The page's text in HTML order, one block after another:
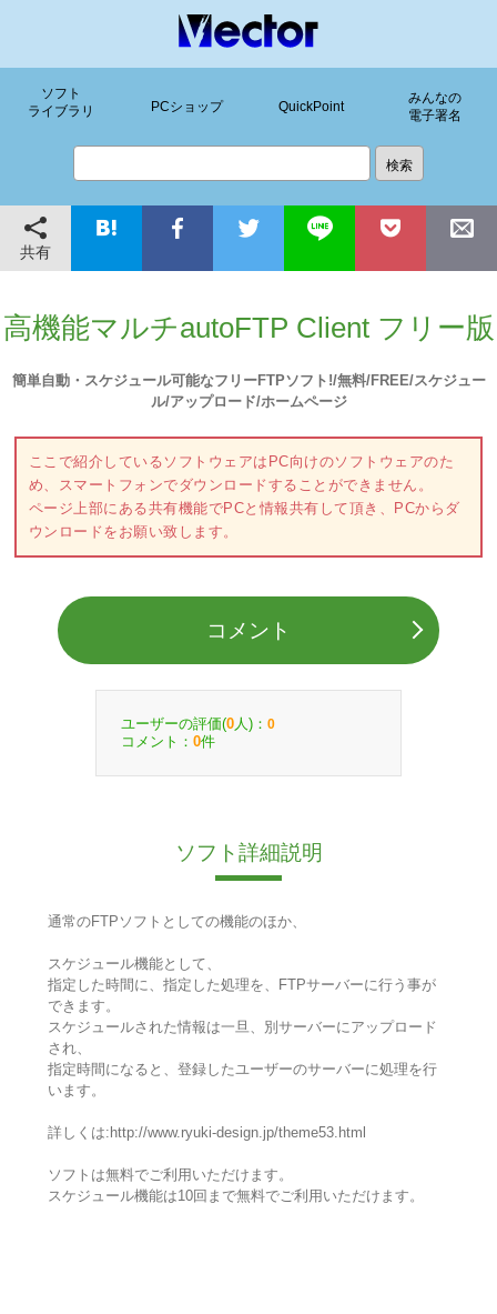
ソフト
ライブラリ
PCショップ QuickPoint
みんなの
電子署名
共有
高機能マルチautoFTP Client フリー版
簡単自動・スケジュール可能なフリーFTPソフト!/無料/FREE/スケジュー
ル/アップロード/ホームページ
ここで紹介しているソフトウェアはPC向けのソフトウェアのた
め、スマートフォンでダウンロードすることができません。
ページ上部にある共有機能でPCと情報共有して頂き、PCからダ
ウンロードをお願い致します。
コメント
ユーザーの評価(0 人)： 0
コメント： 0件
ソフト詳細説明
通常のFTPソフトとしての機能のほか、
スケジュール機能として、
指定した時間に、指定した処理を、FTPサーバーに行う事が
できます。
スケジュールされた情報は一旦、別サーバーにアップロード
され、
指定時間になると、登録したユーザーのサーバーに処理を行
います。
詳しくは:http://www.ryuki-design.jp/theme53.html
ソフトは無料でご利用いただけます。
スケジュール機能は10回まで無料でご利用いただけます。